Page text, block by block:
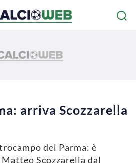
arriva Scozzarella
del Parma: è
Scozzarella dal